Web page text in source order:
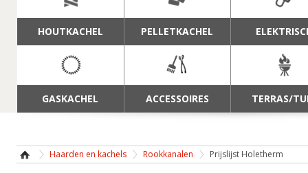
HOUTKACHEL PELLETKACHEL
GASKACHEL ACCESSOIRES TERRAS/
Haarden en kachels Rookkanalen Prijslijst Holetherm